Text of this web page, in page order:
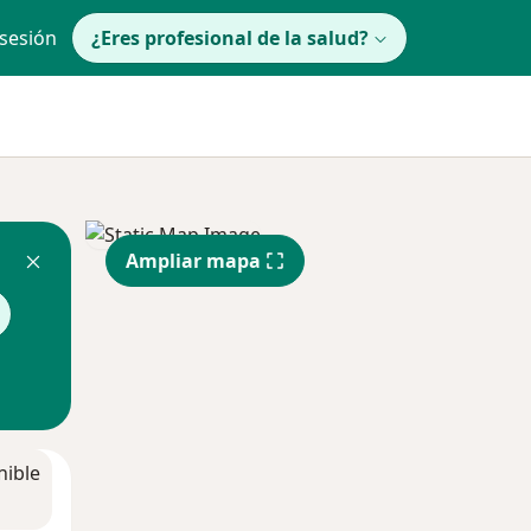
¿Eres profesional de la salud?
Ampliar mapa